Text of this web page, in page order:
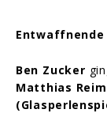
Ben Zucker
Matthias